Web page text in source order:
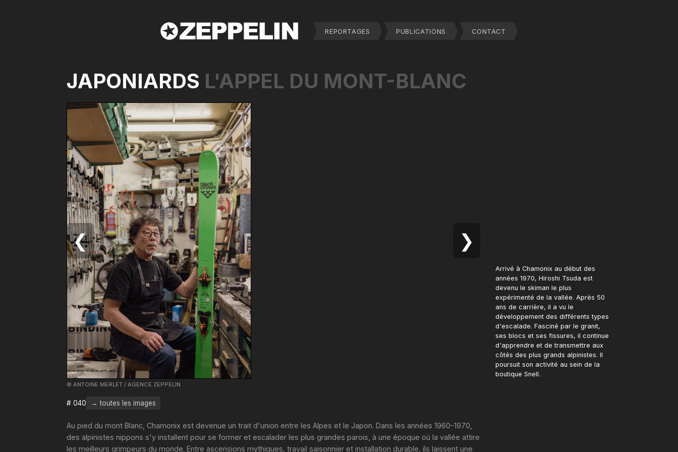
REPORTAGES PUBLICATIONS CONTACT
JAPONIARDS L'APPEL DU MONT-BLANC
❮ ❯
Arrivé à Chamonix au début des
années 1970, Hiroshi Tsuda est
devenu le skiman le plus
expérimenté de la vallée. Après 50
ans de carrière, il a vu le
développement des différents types
d'escalade. Fasciné par le granit,
ses blocs et ses fissures, il continue
d'apprendre et de transmettre aux
côtés des plus grands alpinistes. Il
poursuit son activité au sein de la
boutique Snell.
© ANTOINE MERLET / AGENCE ZEPPELIN
# 040 → toutes les images
Au pied du mont Blanc, Chamonix est devenue un trait d'union entre les Alpes et le Japon. Dans les années 1960-1970,
des alpinistes nippons s'y installent pour se former et escalader les plus grandes parois, à une époque où la vallée attire
les meilleurs grimpeurs du monde. Entre ascensions mythiques, travail saisonnier et installation durable, ils laissent une